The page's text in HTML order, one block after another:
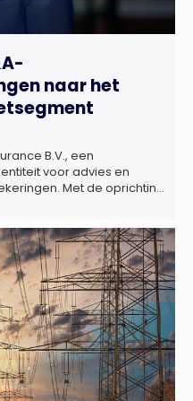
naar het
B.V., een
voor advies en
Met de oprichting
advies kunnen
dealteams vanaf nu ook
gebied […]